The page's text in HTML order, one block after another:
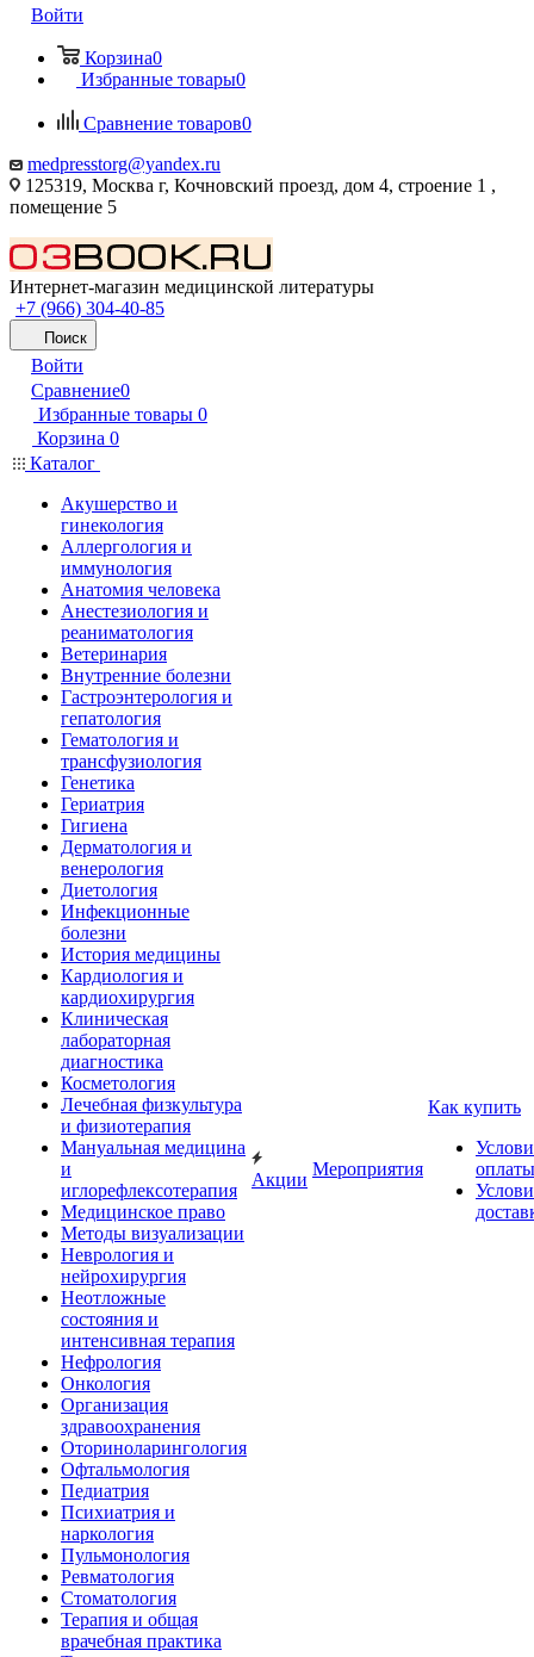
Войти
Корзина0
Избранные товары0
Сравнение товаров0
medpresstorg@yandex.ru
125319, Москва г, Кочновский проезд, дом 4, строение 1 ,
помещение 5
Интернет-магазин медицинской литературы
+7 (966) 304-40-85
Поиск
Войти
Сравнение0
Избранные товары 0
Корзина 0
Каталог
Акушерство и
гинекология
Аллергология и
иммунология
Анатомия человека
Анестезиология и
реаниматология
Ветеринария
Внутренние болезни
Гастроэнтерология и
гепатология
Гематология и
трансфузиология
Генетика
Гериатрия
Гигиена
Дерматология и
венерология
Диетология
Инфекционные
болезни
История медицины
Кардиология и
кардиохирургия
Клиническая
лабораторная
диагностика
Косметология
Лечебная физкультура
и физиотерапия
Мануальная медицина
и
иглорефлексотерапия
Медицинское право
Методы визуализации
Неврология и
нейрохирургия
Неотложные
состояния и
интенсивная терапия
Нефрология
Онкология
Организация
здравоохранения
Оториноларингология
Офтальмология
Педиатрия
Психиатрия и
наркология
Пульмонология
Ревматология
Стоматология
Терапия и общая
врачебная практика
Акции
Мероприятия
Как купить
оплаты